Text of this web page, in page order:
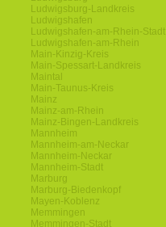
Ludwigsburg-Landkreis
Ludwigshafen
Ludwigshafen-am-Rhein-Stadt
Ludwigshafen-am-Rhein
Main-Kinzig-Kreis
Main-Spessart-Landkreis
Maintal
Main-Taunus-Kreis
Mainz
Mainz-am-Rhein
Mainz-Bingen-Landkreis
Mannheim
Mannheim-am-Neckar
Mannheim-Neckar
Mannheim-Stadt
Marburg
Marburg-Biedenkopf
Mayen-Koblenz
Memmingen
Memmingen-Stadt